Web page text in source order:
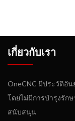
เกี่ยวกับเรา
OneCNC มีประวัติอั
โดยไม่มีการบำรุงรัก
สนับสนุน